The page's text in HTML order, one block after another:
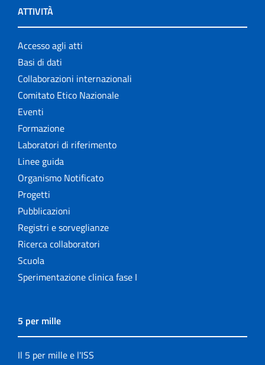
ATTIVITÀ
Accesso agli atti
Basi di dati
Collaborazioni internazionali
Comitato Etico Nazionale
Eventi
Formazione
Laboratori di riferimento
Linee guida
Organismo Notificato
Progetti
Pubblicazioni
Registri e sorveglianze
Ricerca collaboratori
Scuola
Sperimentazione clinica fase I
5 per mille
Il 5 per mille e l'ISS